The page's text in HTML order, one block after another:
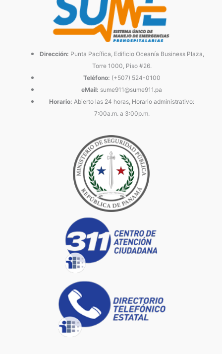
Dirección: Punta Pacífica, Edificio Oceanía Business Plaza,
Torre 1000, Piso #26.
Teléfono: (+507) 524-0100
eMail: sume911@sume911.pa
Horario: Abierto las 24 horas, Horario administrativo:
7:00a.m. a 3:00p.m.